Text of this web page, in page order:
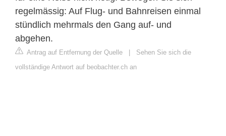
regelmässig: Auf Flug- und Bahnreisen einmal
stündlich mehrmals den Gang auf- und
abgehen.
Antrag auf Entfernung der Quelle | Sehen Sie sich die
vollständige Antwort auf beobachter.ch an